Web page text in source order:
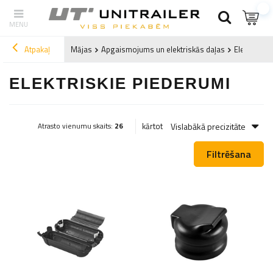
Atpakaļ Mājas Apgaismojums un elektriskās daļas Elektriskie
ELEKTRISKIE PIEDERUMI
Atrasto vienumu skaits: 26 kārtot Vislabākā precizitāte
Filtrēšana